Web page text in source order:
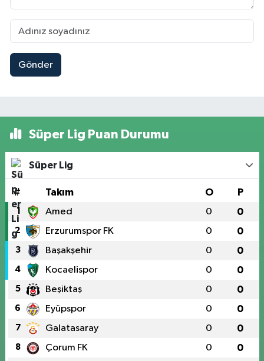
Gönder
Süper Lig Puan Durumu
Süper Lig
# Takım O P
1 Amed 0 0
2 Erzurumspor FK 0 0
3 Başakşehir 0 0
4 Kocaelispor 0 0
5 Beşiktaş 0 0
6 Eyüpspor 0 0
7 Galatasaray 0 0
8 Çorum FK 0 0